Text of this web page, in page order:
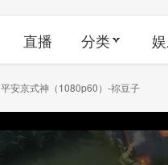
直播 分类
平安京式神（1080p60）-祢豆子